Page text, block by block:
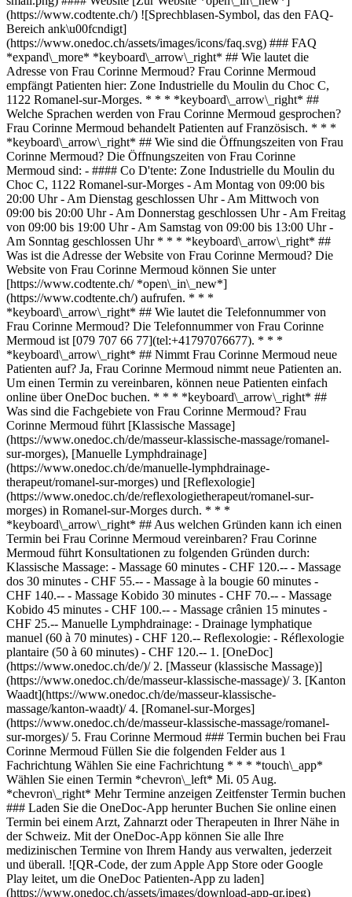
(https://www.codtente.ch/) ![Sprechblasen-Symbol, das den FAQ-
Bereich ank\u00fcndigt]
(https://www.onedoc.ch/assets/images/icons/faq.svg) ### FAQ
*expand\_more* *keyboard\_arrow\_right* ## Wie lautet die
Adresse von Frau Corinne Mermoud? Frau Corinne Mermoud
empfängt Patienten hier: Zone Industrielle du Moulin du Choc C,
1122 Romanel-sur-Morges. * * * *keyboard\_arrow\_right* ##
Welche Sprachen werden von Frau Corinne Mermoud gesprochen?
Frau Corinne Mermoud behandelt Patienten auf Französisch. * * *
*keyboard\_arrow\_right* ## Wie sind die Öffnungszeiten von Frau
Corinne Mermoud? Die Öffnungszeiten von Frau Corinne
Mermoud sind: - #### Co D'tente: Zone Industrielle du Moulin du
Choc C, 1122 Romanel-sur-Morges - Am Montag von 09:00 bis
20:00 Uhr - Am Dienstag geschlossen Uhr - Am Mittwoch von
09:00 bis 20:00 Uhr - Am Donnerstag geschlossen Uhr - Am Freitag
von 09:00 bis 19:00 Uhr - Am Samstag von 09:00 bis 13:00 Uhr -
Am Sonntag geschlossen Uhr * * * *keyboard\_arrow\_right* ##
Was ist die Adresse der Website von Frau Corinne Mermoud? Die
Website von Frau Corinne Mermoud können Sie unter
[https://www.codtente.ch/ *open\_in\_new*]
(https://www.codtente.ch/) aufrufen. * * *
*keyboard\_arrow\_right* ## Wie lautet die Telefonnummer von
Frau Corinne Mermoud? Die Telefonnummer von Frau Corinne
Mermoud ist [079 707 66 77](tel:+41797076677). * * *
*keyboard\_arrow\_right* ## Nimmt Frau Corinne Mermoud neue
Patienten auf? Ja, Frau Corinne Mermoud nimmt neue Patienten an.
Um einen Termin zu vereinbaren, können neue Patienten einfach
online über OneDoc buchen. * * * *keyboard\_arrow\_right* ##
Was sind die Fachgebiete von Frau Corinne Mermoud? Frau
Corinne Mermoud führt [Klassische Massage]
(https://www.onedoc.ch/de/masseur-klassische-massage/romanel-
sur-morges), [Manuelle Lymphdrainage]
(https://www.onedoc.ch/de/manuelle-lymphdrainage-
therapeut/romanel-sur-morges) und [Reflexologie]
(https://www.onedoc.ch/de/reflexologietherapeut/romanel-sur-
morges) in Romanel-sur-Morges durch. * * *
*keyboard\_arrow\_right* ## Aus welchen Gründen kann ich einen
Termin bei Frau Corinne Mermoud vereinbaren? Frau Corinne
Mermoud führt Konsultationen zu folgenden Gründen durch:
Klassische Massage: - Massage 60 minutes - CHF 120.-- - Massage
dos 30 minutes - CHF 55.-- - Massage à la bougie 60 minutes -
CHF 140.-- - Massage Kobido 30 minutes - CHF 70.-- - Massage
Kobido 45 minutes - CHF 100.-- - Massage crânien 15 minutes -
CHF 25.-- Manuelle Lymphdrainage: - Drainage lymphatique
manuel (60 à 70 minutes) - CHF 120.-- Reflexologie: - Réflexologie
plantaire (50 à 60 minutes) - CHF 120.-- 1. [OneDoc](https://www.onedoc.ch/de/)/ 2. [Masseur (klassische Massage)](https://www.onedoc.ch/de/masseur-klassische-massage)/ 3. [Kanton Waadt](https://www.onedoc.ch/de/masseur-klassische-massage/kanton-waadt)/ 4. [Romanel-sur-Morges](https://www.onedoc.ch/de/masseur-klassische-massage/romanel-sur-morges)/ 5. Frau Corinne Mermoud ### Termin buchen bei Frau Corinne Mermoud Füllen Sie die folgenden Felder aus 1 Fachrichtung Wählen Sie eine Fachrichtung * * * *touch\_app* Wählen Sie einen Termin *chevron\_left* Mi. 05 Aug. *chevron\_right* Mehr Termine anzeigen Zeitfenster Termin buchen ### Laden Sie die OneDoc-App herunter Buchen Sie online einen Termin bei einem Arzt, Zahnarzt oder Therapeuten in Ihrer Nähe in der Schweiz. Mit der OneDoc-App können Sie alle Ihre medizinischen Termine von Ihrem Handy aus verwalten, jederzeit und überall. ![QR-Code, der zum Apple App Store oder Google Play leitet, um die OneDoc Patienten-App zu laden](https://www.onedoc.ch/assets/images/download-app-qr.jpeg) Scannen Sie den QR-Code, um die App herunterzuladen [![Laden Sie unsere App im App Store herunter!](https://www.onedoc.ch/assets/images/app-store-badge-de.svg)](https://apps.apple.com/ch/app/onedoc/id1592376413?l=fr)[![Laden Sie unsere App im Google Play Store herunter!](https://www.onedoc.ch/assets/images/google-play-badge-de.png)](https://play.google.com/store/apps/details?id=ch.onedoc.patient&hl=fr-CH) *keyboard\_arrow\_right* ## Verwandte Fachgebiete [Masseur (klassische Massage) in Genf](https://www.onedoc.ch/de/masseur-klassische-massage/genf)[Masseur (klassische Massage) in Lausanne](https://www.onedoc.ch/de/masseur-klassische-massage/lausanne)[Masseur (klassische Massage) in Nyon](https://www.onedoc.ch/de/masseur-klassische-massage/nyon)[Masseur (klassische Massage) in Bulle](https://www.onedoc.ch/de/masseur-klassische-massage/bulle)[Masseur (klassische Massage) in Vevey](https://www.onedoc.ch/de/masseur-klassische-massage/vevey)[Masseur (klassische Massage) in Gland](https://www.onedoc.ch/de/masseur-klassische-massage/gland)[Masseur (klassische Massage) in Yverdon-les-Bains](https://www.onedoc.ch/de/masseur-klassische-massage/yverdon-les-bains)[Masseur (klassische Massage) in Lutry](https://www.onedoc.ch/de/masseur-klassische-massage/lutry)[Masseur (klassische Massage) in Montreux](https://www.onedoc.ch/de/masseur-klassische-massage/montreux)[Masseur (klassische Massage) in Renens](https://www.onedoc.ch/de/masseur-klassische-massage/renens)[Masseur (klassische Massage) in Châtel-Saint-Denis](https://www.onedoc.ch/de/masseur-klassische-massage/chatel-saint-denis)[Masseur (klassische Massage) in Morges](https://www.onedoc.ch/de/masseur-klassische-massage/morges)[Masseur (klassische Massage) in Le Mont-sur-Lausanne](https://www.onedoc.ch/de/masseur-klassische-massage/le-mont-sur-lausanne)[Masseur (klassische Massage) in Epalinges](https://www.onedoc.ch/de/masseur-klassische-massage/epalinges)[Masseur (klassische Massage) in La Tour-de-Peilz](https://www.onedoc.ch/de/masseur-klassische-massage/la-tour-de-peilz)[Masseur (klassische Massage) in Monthey](https://www.onedoc.ch/de/masseur-klassische-massage/monthey)[Masseur (klassische Massage) in Préverenges](https://www.onedoc.ch/de/masseur-klassische-massage/preverenges)[Masseur (klassische Massage) in Payerne](https://www.onedoc.ch/de/masseur-klassische-massage/payerne)[Masseur (klassische Massage) in Estavayer](https://www.onedoc.ch/de/masseur-klassische-massage/estavayer)[Masseur (klassische Massage) in Bussigny](https://www.onedoc.ch/de/masseur-klassische-massage/bussigny)[Masseur (klassische Massage) in Aigle](https://www.onedoc.ch/de/masseur-klassische-massage/aigle) *keyboard\_arrow\_right* ## Beliebte Suchbegriffe [Physiotherapeut in Genf](https://www.onedoc.ch/de/physiotherapeut/genf)[Psychologe in Genf](https://www.onedoc.ch/de/psychologe/genf)[Physiotherapeut in Lausanne](https://www.onedoc.ch/de/physiotherapeut/lausanne)[Hausarzt (Allgemeinmedizin) in Genf](https://www.onedoc.ch/de/hausarzt-allgemeinmedizin/genf)[Manuelle Lymphdrainage Therapeut in Genf](https://www.onedoc.ch/de/manuelle-lymphdrainage-therapeut/genf)[Masseur (klassische Massage) in Genf](https://www.onedoc.ch/de/masseur-klassische-massage/genf)[Facharzt für Allgemeine Innere Medizin in Genf](https://www.onedoc.ch/de/facharzt-fur-allgemeine-innere-medizin/genf)[Reflexologietherapeut in Genf](https://www.onedoc.ch/de/reflexologietherapeut/genf)[Zahnarzt in Genf](https://www.onedoc.ch/de/zahnarzt/genf)[Psychologe in Lausanne](https://www.onedoc.ch/de/psychologe/lausanne)[Akupunkteur in Genf](https://www.onedoc.ch/de/akupunkteur/genf)[Osteopath in Lausanne](https://www.onedoc.ch/de/osteopath/lausanne)[Masseur (klassische Massage) in Lausanne](https://www.onedoc.ch/de/masseur-klassische-massage/lausanne)[Hausarzt (Allgemeinmedizin) in Lausanne](https://www.onedoc.ch/de/hausarzt-allgemeinmedizin/lausanne)[Spezialist für Traditionelle Chinesische Medizin (TCM) in Genf](https://www.onedoc.ch/de/spezialist-fur-traditionelle-chinesische-medizin-tcm/genf)[Sportphysiotherapeut in Genf](https://www.onedoc.ch/de/sportphysiotherapeut/genf)[Masseur (therapeutische Massage) in Genf](https://www.onedoc.ch/de/masseur-therapeutische-massage/genf)[Psychotherapeut in Genf](https://www.onedoc.ch/de/psychotherapeut/genf)[Gynäkologe (Frauenarzt und Geburtshelfer) in Genf](https://www.onedoc.ch/de/gynakologe-frauenarzt-und-geburtshelfer/genf)[Osteopath in Genf](https://www.onedoc.ch/de/osteopath/genf)[WAM Ernährungstherapeut in Genf](https://www.onedoc.ch/de/wam-ernahrungstherapeut/genf) *keyboard\_arrow\_right* ## Finden Sie einen Arzt oder Therapeuten [Ärzte- und Therapeutenverzeichnis](https://www.onedoc.ch/de/verzeichnis) [A](https://www.onedoc.ch/de/verzeichnis/A) [B](https://www.onedoc.ch/de/verzeichnis/B) [C](https://www.onedoc.ch/de/verzeichnis/C) [D](https://www.onedoc.ch/de/verzeichnis/D) [E](https://www.onedoc.ch/de/verzeichnis/E) [F](https://www.onedoc.ch/de/verzeichnis/F) [G](https://www.onedoc.ch/de/verzeichnis/G) [H](https://www.onedoc.ch/de/verzeichnis/H) [I](https://www.onedoc.ch/de/verzeichnis/I) [J](https://www.onedoc.ch/de/verzeichnis/J) [K](https://www.onedoc.ch/de/verzeichnis/K) [L](https://www.onedoc.ch/de/verzeichnis/L) [M](https://www.onedoc.ch/de/verzeichnis/M) [N](https://www.onedoc.ch/de/verzeichnis/N) [O](https://www.onedoc.ch/de/verzeichnis/O) [P](https://www.onedoc.ch/de/verzeichnis/P) [Q](https://www.onedoc.ch/de/verzeichnis/Q) [R](https://www.onedoc.ch/de/verzeichnis/R) [S](https://www.onedoc.ch/de/verzeichnis/S) [T](https://www.onedoc.ch/de/verzeichnis/T) [U](https://www.onedoc.ch/de/verzeichnis/U) [V](https://www.onedoc.ch/de/verzeichnis/V) [W](https://www.onedoc.ch/de/verzeichnis/W) [X](https://www.onedoc.ch/de/verzeichnis/X) [Y](https://www.onedoc.ch/de/verzeichnis/Y) [Z](https://www.onedoc.ch/de/verzeichnis/Z) ## OneDoc [Ich bin Gesundheitsfachperson](https://info.onedoc.ch/de/) [Über uns](https://info.onedoc.ch/de/unsere-mission/) [Presse](https://info.onedoc.ch/de/media/) [Karriere](https://career.onedoc.ch/de) [Datenschutzzentrum](https://privacy.onedoc.ch/de/) [Verwaltung der Cookies](javascript:Didomi.preferences.show%28%29) [Hilfezentrum](https://help.onedoc.ch/de/) ## Sprachen [Deutsch](https://www.onedoc.ch/de/masseurin-klassische-massage/romanel-sur-morges/pco94/corinne-mermoud) [Français](https://www.onedoc.ch/fr/masseuse-classique/romanel-sur-morges/pco94/corinne-mermoud) [Italiano](https://www.onedoc.ch/it/massaggiatrice-classica/romanel-sur-morges/pco94/corinne-mermoud) [English](https://www.onedoc.ch/en/classic-massage-therapist/romanel-sur-morges/pco94/corinne-mermoud) ## Verwandte Fachgebiete [Masseur (klassische Massage) in Genf](https://www.onedoc.ch/de/masseur-klassische-massage/genf) [Masseur (klassische Massage) in Lausanne](https://www.onedoc.ch/de/masseur-klassische-massage/lausanne) [Masseur (klassische Massage) in Nyon](https://www.onedoc.ch/de/masseur-klassische-massage/nyon) [Masseur (klassische Massage) in Bulle](https://www.onedoc.ch/de/masseur-klassische-massage/bulle) [Masseur (klassische Massage) in Vevey](https://www.onedoc.ch/de/masseur-klassische-massage/vevey) [Masseur (klassische Massage) in Gland](https://www.onedoc.ch/de/masseur-klassische-massage/gland) [Masseur (klassische Massage) in Yverdon-les-Bains](https://www.onedoc.ch/de/masseur-klassische-massage/yverdon-les-bains) [Masseur (klassische Massage) in Lutry](https://www.onedoc.ch/de/masseur-klassische-massage/lutry) [Masseur (klassische Massage) in Montreux](https://www.onedoc.ch/de/masseur-klassische-massage/montreux) [Masseur (klassische Massage) in Renens](https://www.onedoc.ch/de/masseur-klassische-massage/renens) [Masseur (klassische Massage) in Châtel-Saint-Denis](https://www.onedoc.ch/de/masseur-klassische-massage/chatel-saint-denis) [Masseur (klassische Massage) in Morges](https://www.onedoc.ch/de/masseur-klassische-massage/morges) [Masseur (klassische Massage) in Le Mont-sur-Lausanne](https://www.onedoc.ch/de/masseur-klassische-massage/le-mont-sur-lausanne) [Masseur (klassische Massage) in Epalinges](https://www.onedoc.ch/de/masseur-klassische-massage/epalinges) [Masseur (klassische Massage) in La Tour-de-Peilz](https://www.onedoc.ch/de/masseur-klassische-massage/la-tour-de-peilz) [Masseur (klassische Massage) in Monthey](https://www.onedoc.ch/de/masseur-klassische-massage/monthey) [Masseur (klassische Massage) in Préverenges](https://www.onedoc.ch/de/masseur-klassische-massage/preverenges) [Masseur (klassische Massage) in Payerne](https://www.onedoc.ch/de/masseur-klassische-massage/payerne) [Masseur (klassische Massage) in Estavayer](https://www.onedoc.ch/de/masseur-klassische-massage/estavayer) [Masseur (klassische Massage) in Bussigny](https://www.onedoc.ch/de/masseur-klassische-massage/bussigny) [Masseur (klassische Massage) in Aigle](https://www.onedoc.ch/de/masseur-klassische-mass